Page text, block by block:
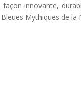
innovante,
Mythiques de la